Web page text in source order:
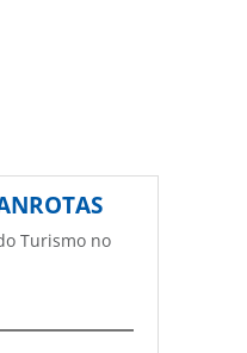
Turismo no